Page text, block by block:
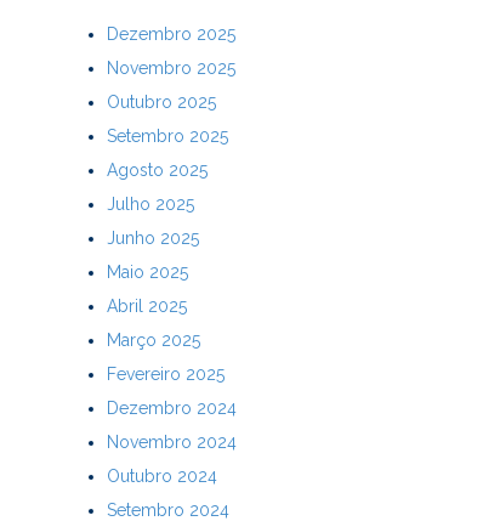
Dezembro 2025
Novembro 2025
Outubro 2025
Setembro 2025
Agosto 2025
Julho 2025
Junho 2025
Maio 2025
Abril 2025
Março 2025
Fevereiro 2025
Dezembro 2024
Novembro 2024
Outubro 2024
Setembro 2024